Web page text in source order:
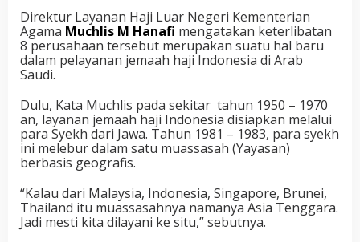
Direktur Layanan Haji Luar Negeri Kementerian
Agama Muchlis M Hanafi mengatakan keterlibatan
8 perusahaan tersebut merupakan suatu hal baru
dalam pelayanan jemaah haji Indonesia di Arab
Saudi.
Dulu, Kata Muchlis pada sekitar tahun 1950 – 1970
an, layanan jemaah haji Indonesia disiapkan melalui
para Syekh dari Jawa. Tahun 1981 – 1983, para syekh
ini melebur dalam satu muassasah (Yayasan)
berbasis geografis.
“Kalau dari Malaysia, Indonesia, Singapore, Brunei,
Thailand itu muassasahnya namanya Asia Tenggara.
Jadi mesti kita dilayani ke situ,” sebutnya.